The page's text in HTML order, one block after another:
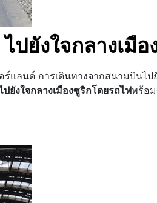
ยังใจกลางเมือ
แลนด์ การเดินทางจากสนามบินไป
ยังใจกลางเมืองซูริกโดยรถไฟพร้อ